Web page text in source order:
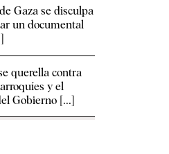
Gaza se disculpa
un documental
querella contra
y el
Gobierno [...]